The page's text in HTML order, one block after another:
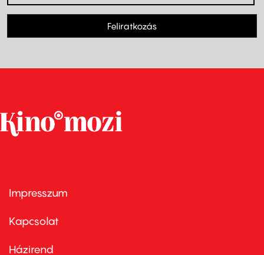
Feliratkozás
Footer
first
Impresszum
Kapcsolat
Házirend